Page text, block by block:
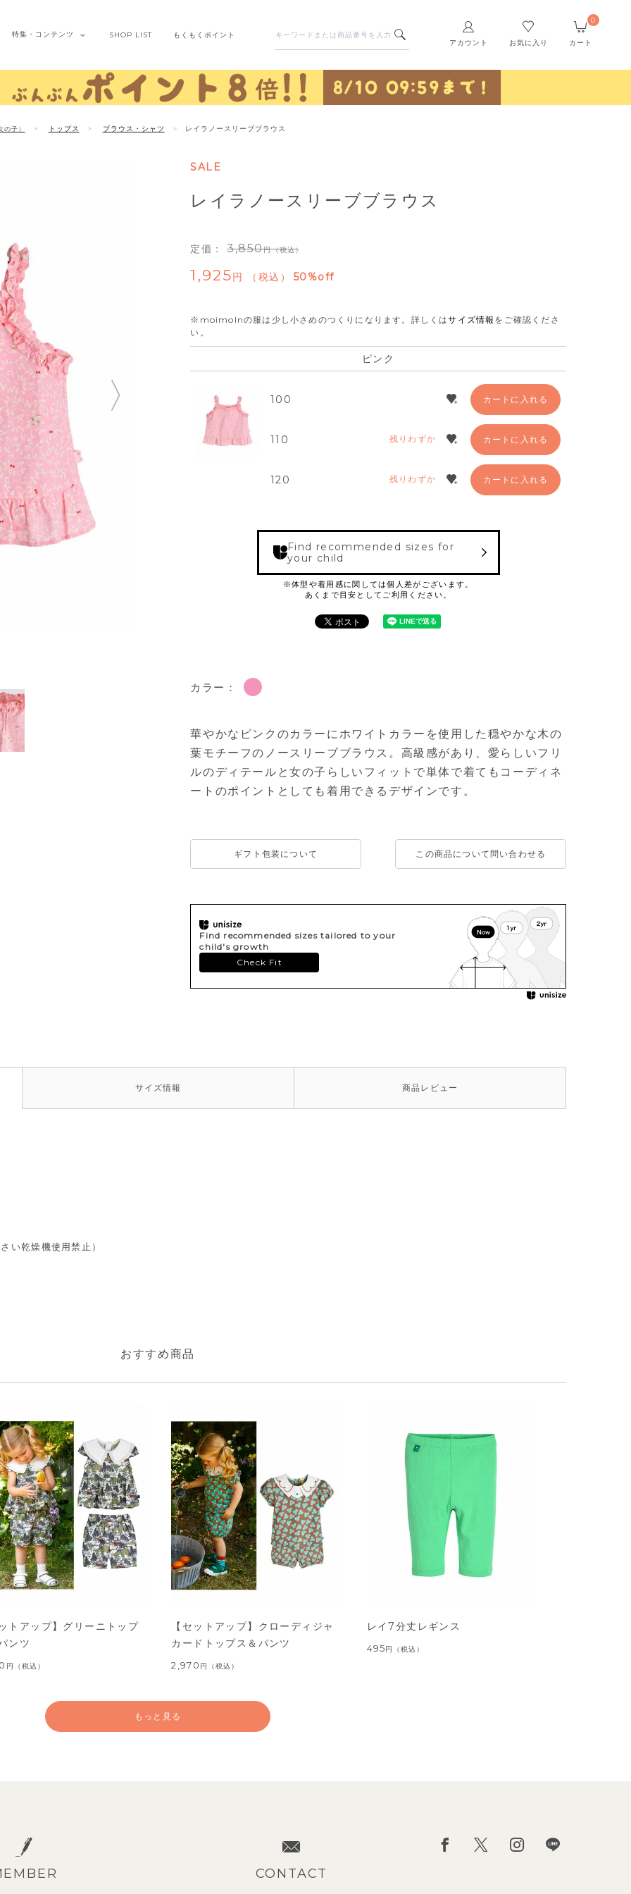
アカウント お気に入り カート
0
特集・ コンテンツ SHOP LIST もくもくポイント
の子） トップス ブラウス・シャツ レイラノースリーブブラウス
SALE
レイラノースリーブブラウス
定価： 3,850 （税込）
1,925 税込 50%off
※moimolnの服は少し小さめのつくりになります。 詳しくはサイズ情報 をご確認くださ
い。
ピンク
100 カートに入れる
110 残りわずか カートに入れる
120 残りわずか カートに入れる
Find recommended sizes for
your child
カラー：
華やかなピンクのカラーにホワイトカラーを使用した穏やかな木の
葉モチーフのノースリーブブラウス。高級感があり、愛らしいフリ
ルのディテールと女の子らしいフィットで単体で着てもコーディネ
ートのポイントとしても着用できるデザインです。
ギフト包装について この商品について問い合わせる
Find recommended sizes tailored to your
child's growth
Check Fit
サイズ情報 商品 レビュー
い乾燥機使用禁止）
おすすめ商品
トアップ】グリーニトップ
ンツ
円 （税込）
【セットアップ】クローディジャ
カードトップス＆パンツ
2,970 円 （税込）
レイ7分丈レギンス
495円 （税込）
もっと見る
CONTACT